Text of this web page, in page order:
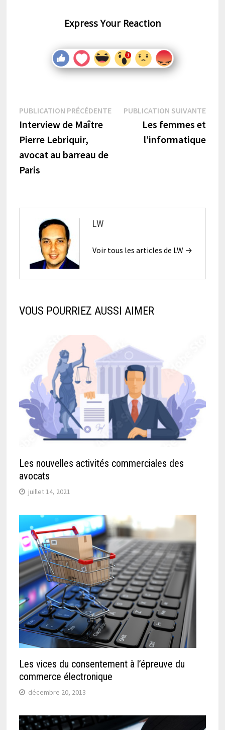
Express Your Reaction
Navigation
de
l’article
PUBLICATION PRÉCÉDENTEPublication
précédente :
Interview de Maître
Pierre Lebriquir,
avocat au barreau de
Paris
PUBLICATION SUIVANTE
Les femmes et
l’informatique
LW
Voir tous les articles de LW →
VOUS POURRIEZ AUSSI AIMER
Les nouvelles activités commerciales des
avocats
juillet 14, 2021
Les vices du consentement à l’épreuve du
commerce électronique
décembre 20, 2013